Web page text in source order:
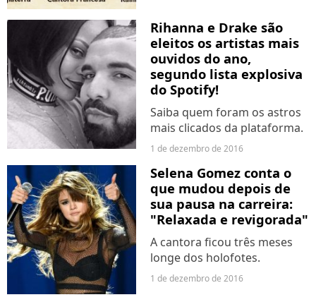
Rihanna e Drake são
eleitos os artistas mais
ouvidos do ano,
segundo lista explosiva
do Spotify!
Saiba quem foram os astros
mais clicados da plataforma.
1 de dezembro de 2016
Selena Gomez conta o
que mudou depois de
sua pausa na carreira:
"Relaxada e revigorada"
A cantora ficou três meses
longe dos holofotes.
1 de dezembro de 2016